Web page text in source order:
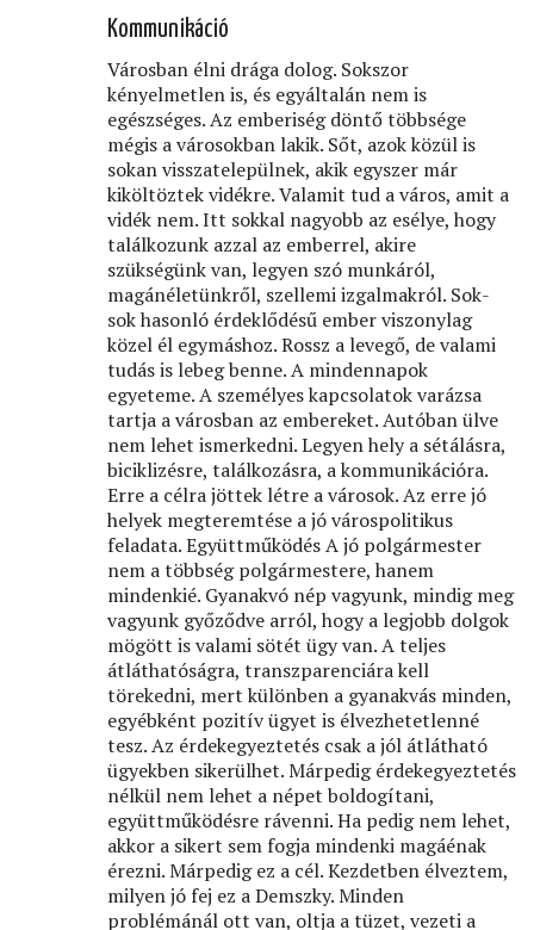
Kommunikáció
Városban élni drága dolog. Sokszor
kényelmetlen is, és egyáltalán nem is
egészséges. Az emberiség döntő többsége
mégis a városokban lakik. Sőt, azok közül is
sokan visszatelepülnek, akik egyszer már
kiköltöztek vidékre. Valamit tud a város, amit a
vidék nem. Itt sokkal nagyobb az esélye, hogy
találkozunk azzal az emberrel, akire
szükségünk van, legyen szó munkáról,
magánéletünkről, szellemi izgalmakról. Sok-
sok hasonló érdeklődésű ember viszonylag
közel él egymáshoz. Rossz a levegő, de valami
tudás is lebeg benne. A mindennapok
egyeteme. A személyes kapcsolatok varázsa
tartja a városban az embereket. Autóban ülve
nem lehet ismerkedni. Legyen hely a sétálásra,
biciklizésre, találkozásra, a kommunikációra.
Erre a célra jöttek létre a városok. Az erre jó
helyek megteremtése a jó várospolitikus
feladata. Együttműködés A jó polgármester
nem a többség polgármestere, hanem
mindenkié. Gyanakvó nép vagyunk, mindig meg
vagyunk győződve arról, hogy a legjobb dolgok
mögött is valami sötét ügy van. A teljes
átláthatóságra, transzparenciára kell
törekedni, mert különben a gyanakvás minden,
egyébként pozitív ügyet is élvezhetetlenné
tesz. Az érdekegyeztetés csak a jól átlátható
ügyekben sikerülhet. Márpedig érdekegyeztetés
nélkül nem lehet a népet boldogítani,
együttműködésre rávenni. Ha pedig nem lehet,
akkor a sikert sem fogja mindenki magáénak
érezni. Márpedig ez a cél. Kezdetben élveztem,
milyen jó fej ez a Demszky. Minden
problémánál ott van, oltja a tüzet, vezeti a